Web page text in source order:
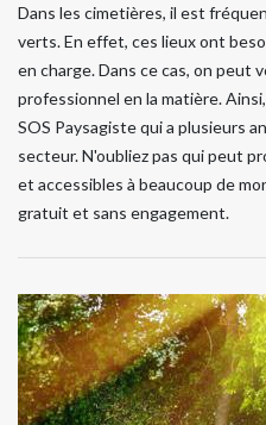
Dans les cimetières, il est
verts. En effet, ces lieux ont
en charge. Dans ce cas, on peut
professionnel en la matière.
SOS Paysagiste qui a plusieurs
secteur. N'oubliez pas qui peut
et accessibles à beaucoup de
gratuit et sans engagement.